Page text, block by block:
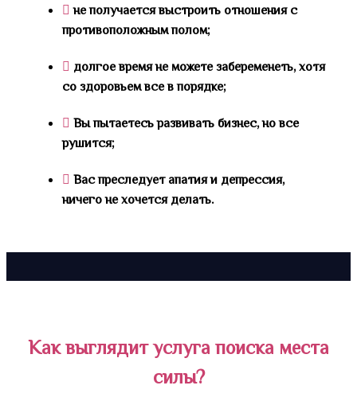
не получается выстроить отношения с
противоположным полом;
долгое время не можете забеременеть, хотя
со здоровьем все в порядке;
Вы пытаетесь развивать бизнес, но все
рушится;
Вас преследует апатия и депрессия,
ничего не хочется делать.
Как выглядит услуга поиска места
силы?